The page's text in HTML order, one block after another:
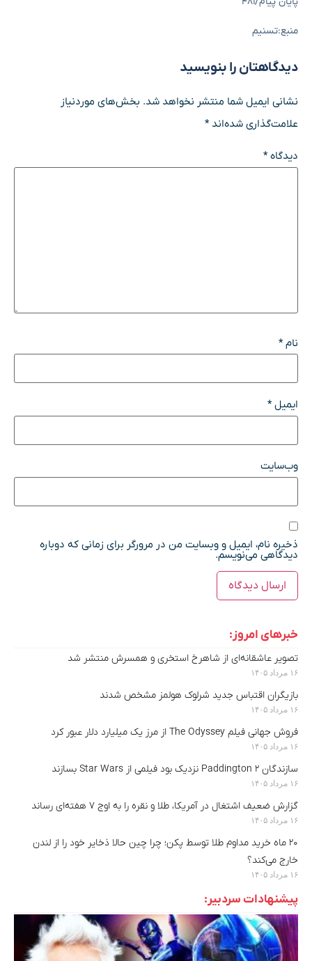
منبع:تسنیم
دیدگاهتان را بنویسید
نشانی ایمیل شما منتشر نخواهد شد. بخش‌های موردنیاز
علامت‌گذاری شده‌اند*
دیدگاه*
نام*
ایمیل*
وب‌سایت
ذخیره نام، ایمیل و وبسایت من در مرورگر برای زمانی که دوباره
دیدگاهی می‌نویسم.
خبرهای امروز:
تصویر عاشقانه‌ای از شاهرخ استخری و همسرش منتشر شد
۱۶ مرداد ۱۴۰۵
بازیگران اقتباس جدید شرلوک هولمز مشخص شدند
۱۶ مرداد ۱۴۰۵
فروش جهانی فیلم The Odyssey از مرز یک میلیارد دلار عبور کرد
۱۶ مرداد ۱۴۰۵
سازندگان Paddington 2 نزدیک بود فیلمی از Star Wars بسازند
۱۶ مرداد ۱۴۰۵
گزارش ضعیف اشتغال در آمریکا، طلا و نقره را به اوج ۷ هفته‌ای رساند
۱۶ مرداد ۱۴۰۵
۲۰ ماه خرید مداوم طلا توسط پکن؛ چرا چین حالا ذخایر خود را از لندن
خارج می‌کند؟
۱۶ مرداد ۱۴۰۵
پیشنهادات سردبیر: